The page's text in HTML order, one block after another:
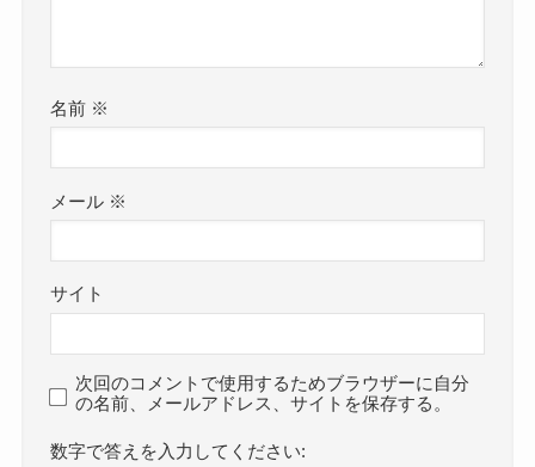
名前 ※
メール ※
サイト
次回のコメントで使用するためブラウザーに自分
の名前、メールアドレス、サイトを保存する。
数字で答えを入力してください: